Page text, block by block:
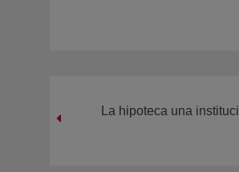
La hipoteca una